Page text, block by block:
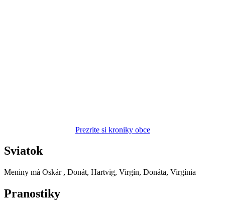
Prezrite si kroniky obce
Sviatok
Meniny má Oskár , Donát, Hartvig, Virgín, Donáta, Virgínia
Pranostiky